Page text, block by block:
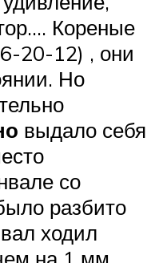
Кореные
20-12) , они
Но
выдало себя
со
разбито
ходил